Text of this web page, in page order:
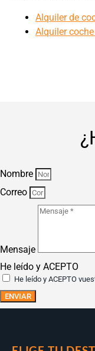
Alquiler de
Alquiler
Nombre
Correo
Mensaje
He leído y ACEPTO
He leído y ACEPTO
ENVIAR